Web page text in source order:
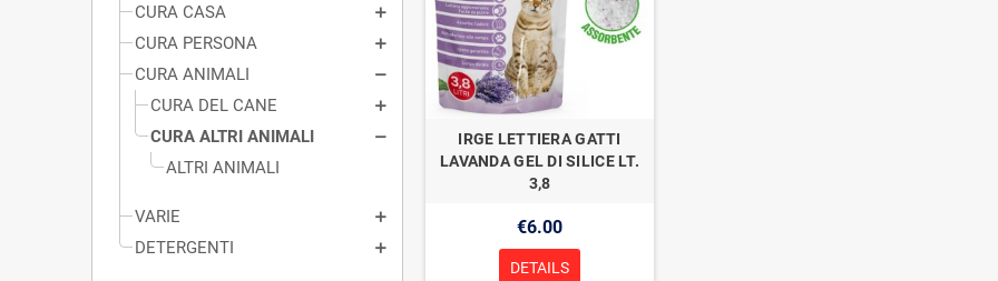
CURA CASA
CURA PERSONA
CURA ANIMALI
CURA DEL CANE
CURA ALTRI ANIMALI
ALTRI ANIMALI
VARIE
DETERGENTI
IRGE LETTIERA GATTI
LAVANDA GEL DI SILICE LT.
3,8
€6.00
DETAILS